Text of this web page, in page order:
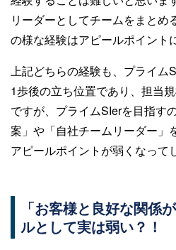
リーダーとしてチームをまとめ
の様な経験はアピールポイント
上記どちらの経験も、プライム
1歩後の立ち位置であり、担当
ですが、プライムSIerを目指す
案」や「自社チームリーダー」
アピールポイントが弱くなって
「お客様と良好な関係
ルとして実は弱い？！